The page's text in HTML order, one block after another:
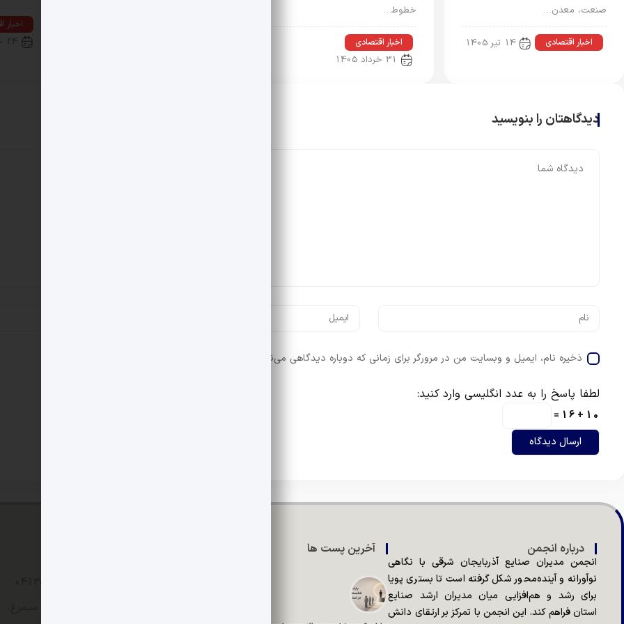
صنعت، معدن…
اخبار اقتصادی 14 تیر 1405
خطوط…
اخبار اقتصادی
31 خرداد 1405
اخبار
24 خرداد 1405
دیدگاهتان را بنویسید
ذخیره نام، ایمیل و وبسایت من در مرورگر برای زمانی که دوباره دیدگاهی می‌نویسم.
لطفا پاسخ را به عدد انگلیسی وارد کنید:
10 + 16 =
درباره انجمن
انجمن مدیران صنایع آذربایجان شرقی با نگاهی
نوآورانه و آینده‌محور شکل گرفته است تا بستری پویا
برای رشد و هم‌افزایی میان مدیران ارشد صنایع
استان فراهم کند. این انجمن با تمرکز بر ارتقای دانش
آخرین پست ها